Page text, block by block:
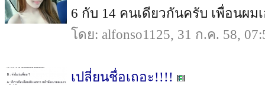
6 กับ 14 คนเดียวกันครับ เพื่อนผม
โดย: alfonso1125, 31 ก.ค. 58,
เปลี่ยนชื่อเถอะ!!!!